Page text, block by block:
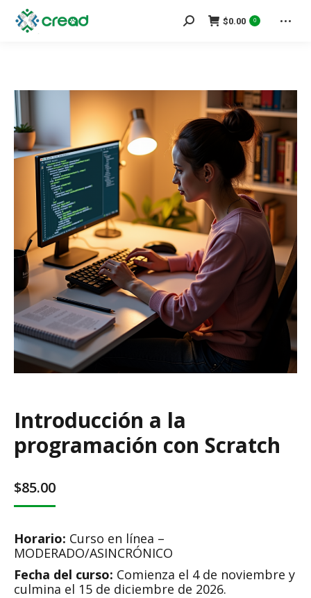
Search:$0.00 0
Introducción a la
programación con Scratch
$85.00
Horario: Curso en línea –
MODERADO/ASINCRÓNICO
Fecha del curso: Comienza el 4 de noviembre y
culmina el 15 de diciembre de 2026.